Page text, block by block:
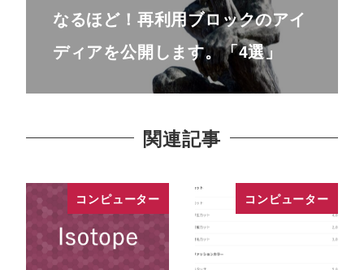
なるほど！再利用ブロックのアイ
ディアを公開します。「4選」
関連記事
コンピューター コンピューター